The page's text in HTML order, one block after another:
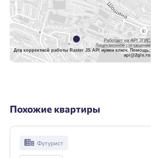
Работает на API 2ГИС
Лицензионное соглашение
Для корректной работы Raster JS API нужен ключ. Помощь:
api@2gis.ru
Похожие квартиры
Футурист